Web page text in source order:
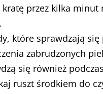
przez kilka minut
które sprawdzają się
zabrudzonych
się również
ruszt środkiem do